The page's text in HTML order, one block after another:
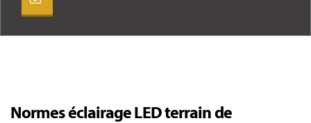
Normes éclairage LED terrain de